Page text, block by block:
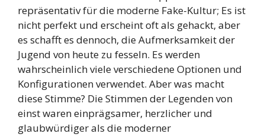
repräsentativ für die moderne Fake-Kultur; Es ist
nicht perfekt und erscheint oft als gehackt, aber
es schafft es dennoch, die Aufmerksamkeit der
Jugend von heute zu fesseln. Es werden
wahrscheinlich viele verschiedene Optionen und
Konfigurationen verwendet. Aber was macht
diese Stimme? Die Stimmen der Legenden von
einst waren einprägsamer, herzlicher und
glaubwürdiger als die moderner